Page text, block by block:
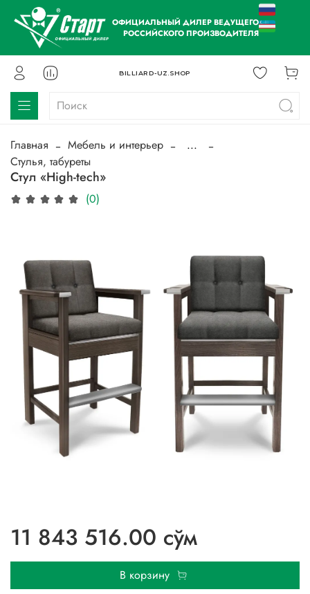
ОФИЦИАЛЬНЫЙ ДИЛЕР ВЕДУЩЕГО
РОССИЙСКОГО ПРОИЗВОДИТЕЛЯ
BILLIARD-UZ.SHOP
Главная Мебель и интерьер
...
Стулья, табуреты
Стул «High-tech»
(0)
11 843 516.00 сўм
В корзину